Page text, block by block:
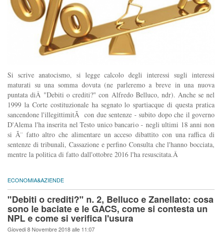
Si scrive anatocismo, si legge calcolo degli interessi sugli interessi
maturati su una somma dovuta (ne parleremo a breve in una nuova
puntata diÂ "Debiti o crediti?" con Alfredo Belluco, ndr). Anche se nel
1999 la Corte costituzionale ha segnato lo spartiacque di questa pratica
sancendone l'illegittimitÃ con due sentenze - subito dopo che il governo
D'Alema l'ha inserita nel Testo unico bancario - negli ultimi 18 anni non
si Ã¨ fatto altro che alimentare un acceso dibattito con una raffica di
sentenze di tribunali, Cassazione e perfino Consulta che l'hanno bocciata,
mentre la politica di fatto dall'ottobre 2016 l'ha resuscitata.Â
ECONOMIA&AZIENDE
"Debiti o crediti?" n. 2, Belluco e Zanellato: cosa
sono le baciate e le GACS, come si contesta un
NPL e come si verifica l'usura
Giovedi 8 Novembre 2018 alle 11:07